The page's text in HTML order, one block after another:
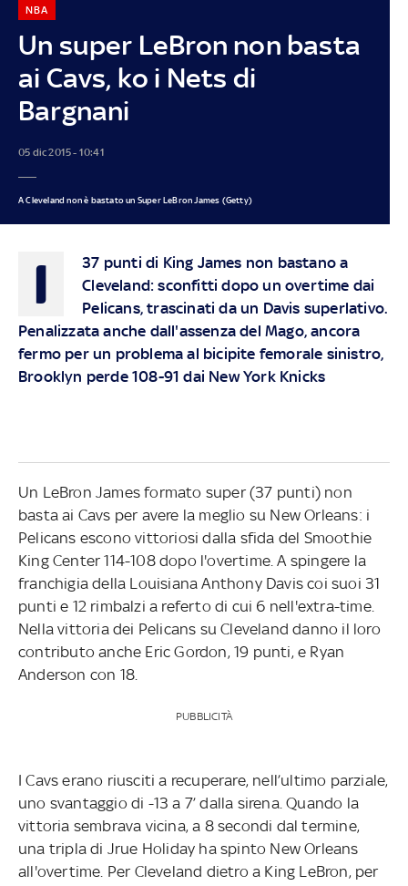
Un super LeBron non basta
ai Cavs, ko i Nets di
Bargnani
NBA
05 dic 2015 - 10:41
A Cleveland non è bastato un Super LeBron James (Getty)
I
37 punti di King James non bastano a
Cleveland: sconfitti dopo un overtime dai
Pelicans, trascinati da un Davis superlativo.
Penalizzata anche dall'assenza del Mago, ancora
fermo per un problema al bicipite femorale sinistro,
Brooklyn perde 108-91 dai New York Knicks
Un LeBron James formato super (37 punti) non
basta ai Cavs per avere la meglio su New Orleans: i
Pelicans escono vittoriosi dalla sfida del Smoothie
King Center 114-108 dopo l'overtime. A spingere la
franchigia della Louisiana Anthony Davis coi suoi 31
punti e 12 rimbalzi a referto di cui 6 nell'extra-time.
Nella vittoria dei Pelicans su Cleveland danno il loro
contributo anche Eric Gordon, 19 punti, e Ryan
Anderson con 18.
PUBBLICITÀ
I Cavs erano riusciti a recuperare, nell’ultimo parziale,
uno svantaggio di -13 a 7’ dalla sirena. Quando la
vittoria sembrava vicina, a 8 secondi dal termine,
una tripla di Jrue Holiday ha spinto New Orleans
all'overtime. Per Cleveland dietro a King LeBron, per